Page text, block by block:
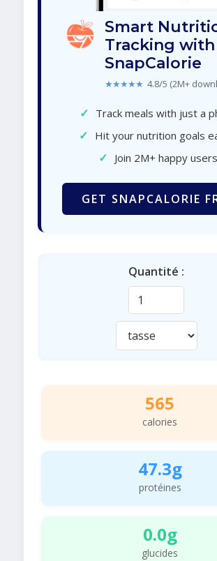
Smart
Tracking with
SnapCalorie
★★★★★ 4.8/5 (2M+
✓ Track meals with just a
✓ Hit your nutrition goals
✓ Join 2M+ happy users
GET SNAPCALORIE
Quantité :
565
calories
47.3g
protéines
0.0g
glucides